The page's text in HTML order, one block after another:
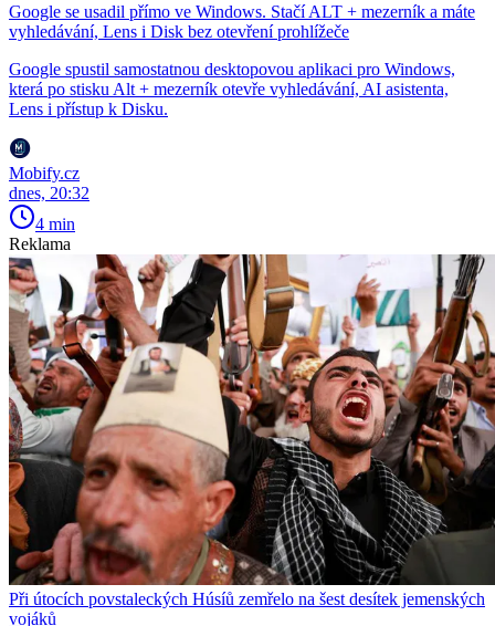
Google se usadil přímo ve Windows. Stačí ALT + mezerník a máte
vyhledávání, Lens i Disk bez otevření prohlížeče
Google spustil samostatnou desktopovou aplikaci pro Windows,
která po stisku Alt + mezerník otevře vyhledávání, AI asistenta,
Lens i přístup k Disku.
Mobify.cz
dnes, 20:32
4 min
Reklama
Při útocích povstaleckých Húsíů zemřelo na šest desítek jemenských
vojáků